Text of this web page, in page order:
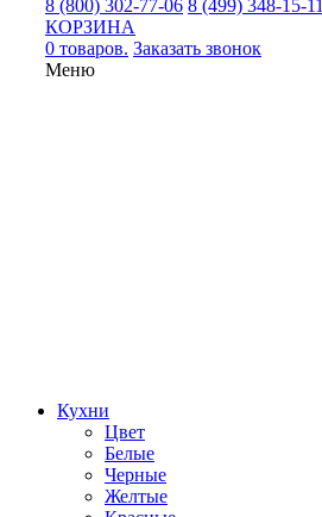
8 (800) 302-77-06 8 (499) 348-15-11
КОРЗИНА
0 товаров. Заказать звонок
Меню
Кухни
Цвет
Белые
Черные
Желтые